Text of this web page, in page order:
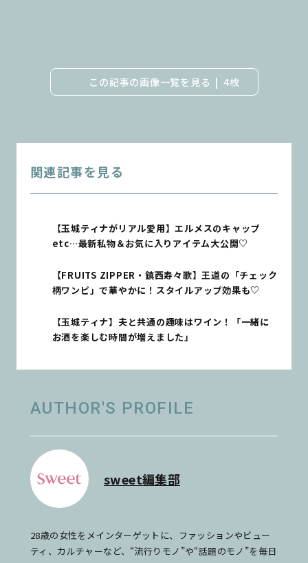
この記事の画像一覧を見る 4枚
関連記事を見る
【玉城ティナがリアル愛用】エルメスのキャップ
etc…最新私物＆お気に入りアイテム大公開♡
【FRUITS ZIPPER・鎮西寿々歌】王道の「チェック
柄ワンピ」で華やかに！スタイルアップ効果も♡
【玉城ティナ】夫と共通の趣味はワイン！「一緒に
お酒を楽しむ時間が増えました」
AUTHOR'S PROFILE
sweet編集部
28歳の女性をメインターゲットに、ファッションやビュー
ティ、カルチャーなど、“流行りモノ”や“話題のモノ”を毎日